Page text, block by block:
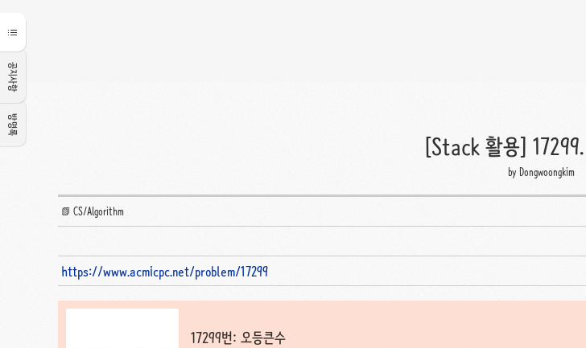
공지사항
방명록
[Stack 활용]
by Dongwoongkim
📗 CS/Algorithm
https://www.acmicpc.net/problem/17299
17299번: 오등큰수